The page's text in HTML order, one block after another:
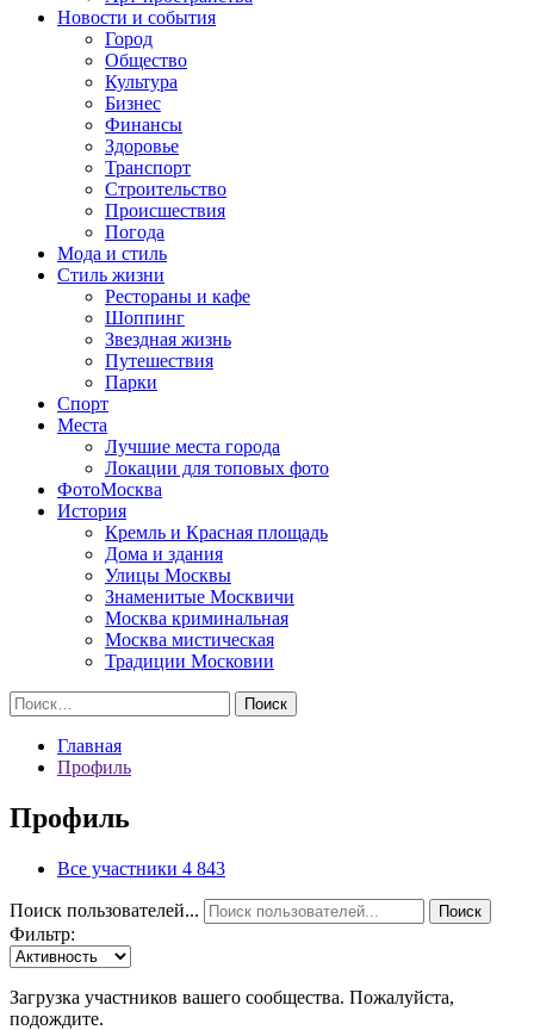
Новости и события
Город
Общество
Культура
Бизнес
Финансы
Здоровье
Транспорт
Строительство
Происшествия
Погода
Мода и стиль
Стиль жизни
Рестораны и кафе
Шоппинг
Звездная жизнь
Путешествия
Парки
Спорт
Места
Лучшие места города
Локации для топовых фото
ФотоМосква
История
Кремль и Красная площадь
Дома и здания
Улицы Москвы
Знаменитые Москвичи
Москва криминальная
Москва мистическая
Традиции Московии
Найти:
Главная
Профиль
Профиль
Все участники 4 843
Поиск пользователей... Поиск
Фильтр:
Загрузка участников вашего сообщества. Пожалуйста,
подождите.